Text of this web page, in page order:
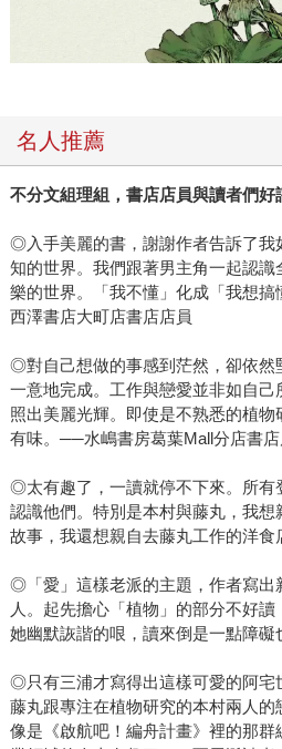
名人推薦
不分文組理組，書店店員與讀者們好
◎入手美麗的書，謝謝作者告訴了我
知的世界。我們跟著男主角一起認
樂的世界。「我不懂」化成「我想
西澤書店大町店書店店員
◎對自己想做的事感到茫然，卻依然
一意地完成。工作與戀愛並非如自
照出美麗光輝。即使是不熟悉的植
有味。──水嶋書房葛葉Mall分店書店
◎太有趣了，一讀就停不下來。所有
認識他們。特別是本村與藤丸，我
故事，我還想親自去藤丸工作的洋食
◎「愛」這樣老派的主題，作者寫出
人。起先擔心「植物」的部分不好
她幽默詼諧的哏，讀來倒是一點障礙
◎只有三浦才寫得出這樣可愛的阿宅
藤丸跟專注在植物研究的本村兩人
像是《啟航吧！編舟計畫》裡的那